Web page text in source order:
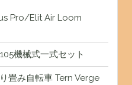
Pro/Elit Air Loom
機械式一式セット
畳み自転車 Tern Verge